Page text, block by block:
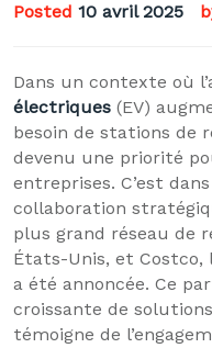
Posted 10 avril 2025
Dans un contexte où
électriques (EV)
besoin de stations de
devenu une priorité
entreprises. C’est
collaboration
plus grand réseau de
États-Unis, et Costco,
a été annoncée. Ce
croissante de
témoigne de